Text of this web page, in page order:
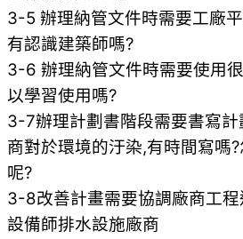
3-5 辦理納管文件時需要工廠
有認識建築師嗎?
3-6 辦理納管文件時需要使用
以學習使用嗎?
3-7辦理計劃書階段需要書寫
商對於環境的汙染,有時間寫嗎
呢?
3-8改善計畫需要協調廠商工
設備師排水設施廠商